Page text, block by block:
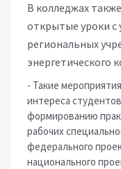
В колледжах
открытые уроки с
региональных
энергетического
- Такие
интереса
формированию
рабочих
федерального
национального